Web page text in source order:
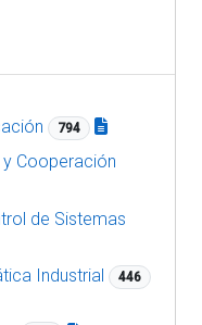
794
Cooperación
de Sistemas
Industrial 446